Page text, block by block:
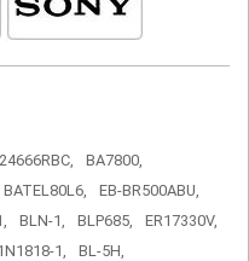
BA7800,
BATEL80L6,
EB-BR500ABU,
BLN-1, BLP685,
ER17330V,
1,
BL-5H,